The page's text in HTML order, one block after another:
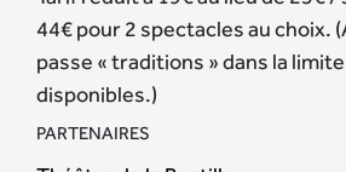
44€ pour 2 spectacles au choix.
passe « traditions » dans la
disponibles.)
PARTENAIRES